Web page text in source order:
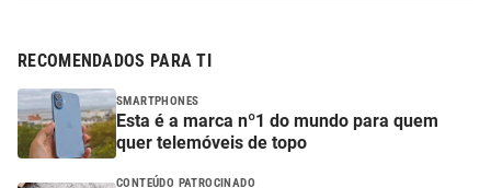
RECOMENDADOS PARA TI
SMARTPHONES
Esta é a marca nº1 do mundo para quem
quer telemóveis de topo
CONTEÚDO PATROCINADO